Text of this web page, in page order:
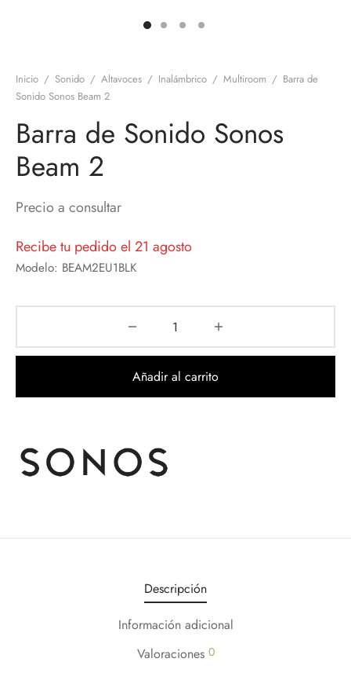
Inicio / Sonido / Altavoces / Inalámbrico / Multiroom / Barra de
Sonido Sonos Beam 2
Barra de Sonido Sonos
Beam 2
Precio a consultar
Recibe tu pedido el 21 agosto
Modelo: BEAM2EU1BLK
Añadir al carrito
Descripción
Información adicional
Valoraciones 0
Equipos de Sonido